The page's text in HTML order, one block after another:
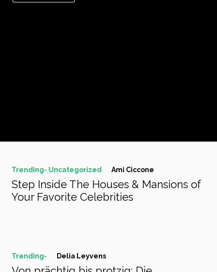
Trending-,Uncategorized Ami Ciccone
Step Inside The Houses & Mansions of
Your Favorite Celebrities
Trending- Delia Leyvens